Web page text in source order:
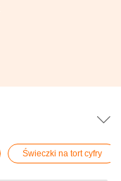
Świeczki na tort cyfry